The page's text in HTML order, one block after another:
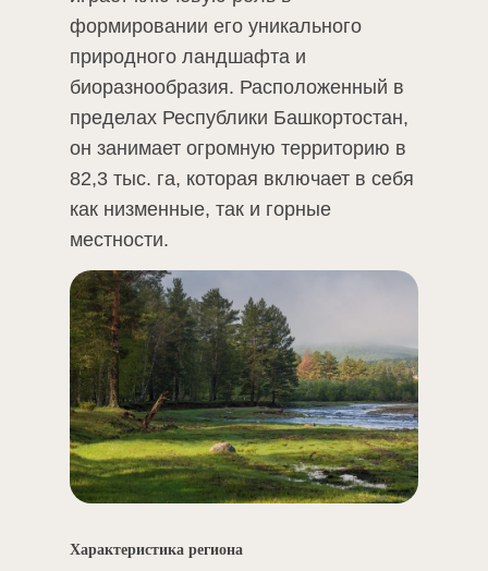
формировании его уникального
природного ландшафта и
биоразнообразия. Расположенный в
пределах Республики Башкортостан,
он занимает огромную территорию в
82,3 тыс. га, которая включает в себя
как низменные, так и горные
местности.
Характеристика региона